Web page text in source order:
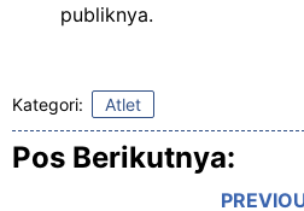
publiknya.
Kategori: Atlet
Pos Berikutnya: